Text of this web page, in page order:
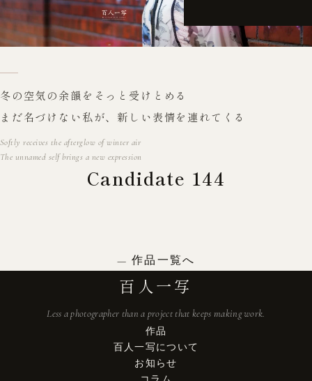
冬の空気の余韻をそっと受けとめる
まだ名づけない私が、新しい表情を連れてくる
Softly receives the afterglow of winter air
The unnamed self brings a new expression
Candidate 144
作品一覧へ
百人一写
Less a photographer than a project that keeps making work.
作品
百人一写について
お知らせ